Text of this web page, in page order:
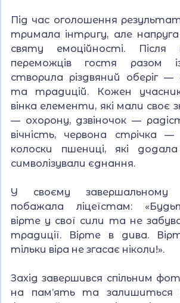
Під час оголошення
тримала інтригу, але
святу емоційності. Після
переможців гостя разом
створила різдвяний оберіг
та традицій. Кожен
вінка елементи, які мали своє
— охорону, дзвіночок —
вічність, червона стрічка
колоски пшениці, які
символізували єднання.
У своєму завершальному
побажала ліцеїстам:
вірте у свої сили та не
традиції. Вірте в дива.
тільки віра не згасає ніколи!».
Захід завершився спільним
на пам’ять та залишиться